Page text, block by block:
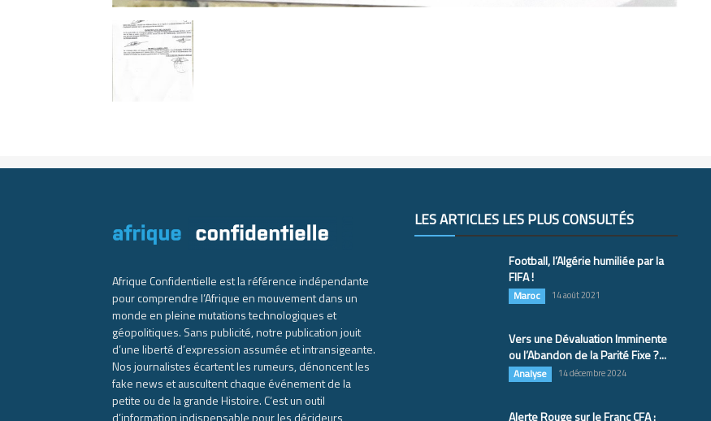
Afrique Confidentielle est la référence indépendante
pour comprendre l’Afrique en mouvement dans un
monde en pleine mutations technologiques et
géopolitiques. Sans publicité, notre publication jouit
d’une liberté d’expression assumée et intransigeante.
Nos journalistes écartent les rumeurs, dénoncent les
fake news et auscultent chaque événement de la
petite ou de la grande Histoire. C’est un outil
d’information indispensable pour les décideurs
LES ARTICLES LES PLUS CONSULTÉS
Football, l’Algérie humiliée par la
FIFA !
Maroc 14 août 2021
Vers une Dévaluation Imminente
ou l’Abandon de la Parité Fixe ?...
Analyse 14 décembre 2024
Alerte Rouge sur le Franc CFA :